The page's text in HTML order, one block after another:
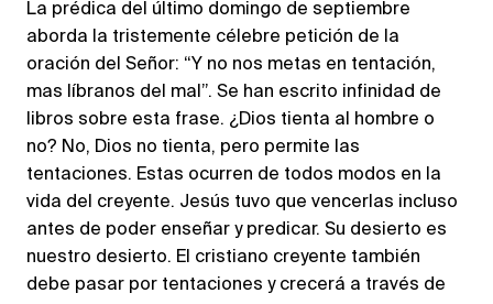
La prédica del último domingo de septiembre
aborda la tristemente célebre petición de la
oración del Señor: “Y no nos metas en tentación,
mas líbranos del mal”. Se han escrito infinidad de
libros sobre esta frase. ¿Dios tienta al hombre o
no? No, Dios no tienta, pero permite las
tentaciones. Estas ocurren de todos modos en la
vida del creyente. Jesús tuvo que vencerlas incluso
antes de poder enseñar y predicar. Su desierto es
nuestro desierto. El cristiano creyente también
debe pasar por tentaciones y crecerá a través de